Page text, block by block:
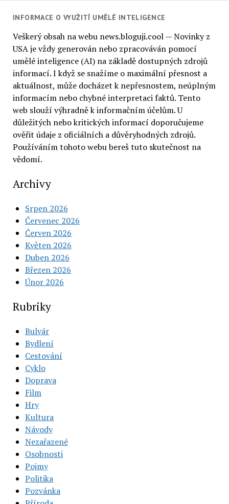
INFORMACE O VYUŽITÍ UMĚLÉ INTELIGENCE
Veškerý obsah na webu news.bloguji.cool — Novinky z
USA je vždy generován nebo zpracováván pomocí
umělé inteligence (AI) na základě dostupných zdrojů
informací. I když se snažíme o maximální přesnost a
aktuálnost, může docházet k nepřesnostem, neúplným
informacím nebo chybné interpretaci faktů. Tento
web slouží výhradně k informačním účelům. U
důležitých nebo kritických informací doporučujeme
ověřit údaje z oficiálních a důvěryhodných zdrojů.
Používáním tohoto webu bereš tuto skutečnost na
vědomí.
Archivy
Srpen 2026
Červenec 2026
Červen 2026
Květen 2026
Duben 2026
Březen 2026
Únor 2026
Rubriky
Bulvár
Bydlení
Cestování
Cyklo
Doprava
Film
Hry
Kultura
Návody
Nezařazené
Osobnosti
Pojmy
Politika
Pozvánka